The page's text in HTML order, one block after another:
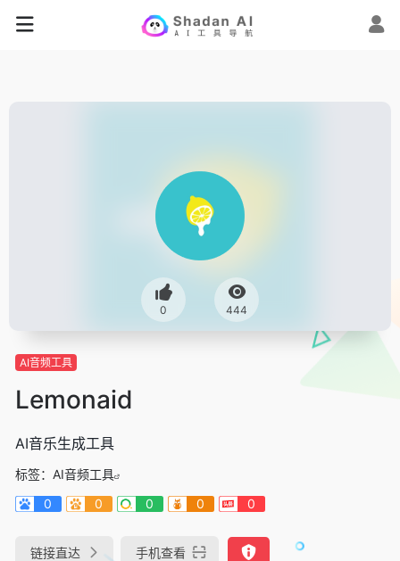
0 444
AI音频工具
Lemonaid
AI音乐生成工具
标签： AI音频工具
0
0 0 0 0
链接直达 手机查看